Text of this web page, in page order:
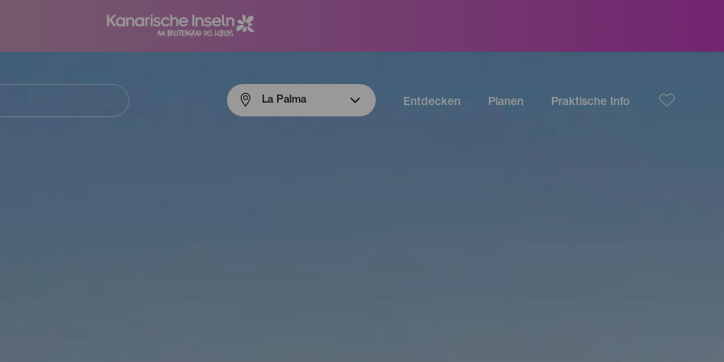
La Palma Entdecken Planen Praktische Info